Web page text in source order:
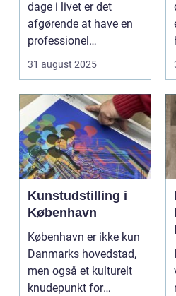
dage i livet er det
afgørende at have en
professionel
bryllupsfot...
31 august 2025
Kunstudstilling i
København
København er ikke kun
Danmarks hovedstad,
men også et kulturelt
knudepunkt for